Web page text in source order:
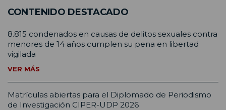
CONTENIDO DESTACADO
8.815 condenados en causas de delitos sexuales contra
menores de 14 años cumplen su pena en libertad
vigilada
VER MÁS
Matrículas abiertas para el Diplomado de Periodismo
de Investigación CIPER-UDP 2026